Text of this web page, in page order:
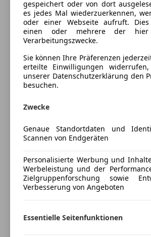
MP3
Sicherheit
ABS
Alarmanlage
Beifahrerairbag
ESP
Fernlichtassistent
Kopfairbag
Nebelscheinwerfer
Seitenairbag
Servolenkung
Tagfahrlicht
Verkehrszeichenerkennung
Xenonscheinwerfer
Angeboten wird ein sehr
Audi RSQ3 quattro in der schönen
Daytonagrau Perleffekt. Im
auf anhieb Wohl, denn er verfügt
Extras, welche man sich erwartet
Fahrzeug. Sehr schöner RSQ3 mit
Zylinder Turbo Maschine welche
Alltags Tauglichkeit bietet.
- Deutsche Erstauslieferung
- Aus österreichischen
- Vollständige Servicehistorie
- Sehr gepflegter Zustand
Mehr anzeigen
Preisbewertung
Mehr anzeigen
Versicherung
Kfz-Versicherung
gespeichert oder von dort
es jedes Mal wiederzuerkennen,
oder einer Webseite aufruft.
einen oder mehrere der hier
Verarbeitungszwecke.
Sie können Ihre Präferenzen
erteilte Einwilligungen
unserer Datenschutzerklärung den
besuchen.
Zwecke
Genaue Standortdaten und
Scannen von Endgeräten
Personalisierte Werbung und
Werbeleistung und der
Zielgruppenforschung sowie
Verbesserung von Angeboten
Essentielle Seitenfunktionen